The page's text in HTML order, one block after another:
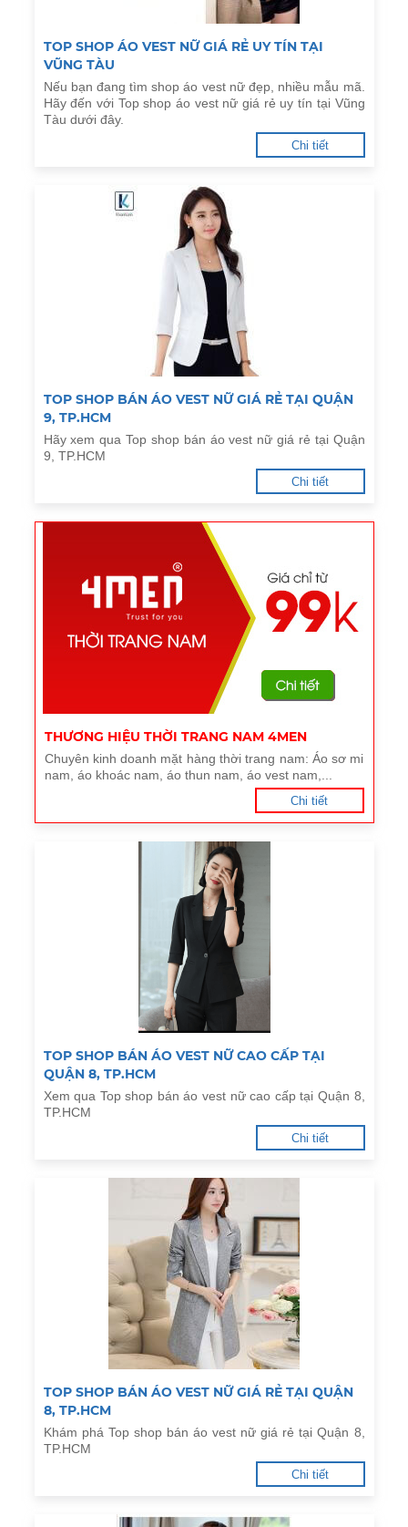
TOP SHOP ÁO VEST NỮ GIÁ RẺ UY TÍN TẠI
VŨNG TÀU
Nếu bạn đang tìm shop áo vest nữ đẹp, nhiều mẫu mã.
Hãy đến với Top shop áo vest nữ giá rẻ uy tín tại Vũng
Tàu dưới đây.
Chi tiết
TOP SHOP BÁN ÁO VEST NỮ GIÁ RẺ TẠI QUẬN
9, TP.HCM
Hãy xem qua Top shop bán áo vest nữ giá rẻ tại Quận
9, TP.HCM
Chi tiết
THƯƠNG HIỆU THỜI TRANG NAM 4MEN
Chuyên kinh doanh mặt hàng thời trang nam: Áo sơ mi
nam, áo khoác nam, áo thun nam, áo vest nam,...
Chi tiết
TOP SHOP BÁN ÁO VEST NỮ CAO CẤP TẠI
QUẬN 8, TP.HCM
Xem qua Top shop bán áo vest nữ cao cấp tại Quận 8,
TP.HCM
Chi tiết
TOP SHOP BÁN ÁO VEST NỮ GIÁ RẺ TẠI QUẬN
8, TP.HCM
Khám phá Top shop bán áo vest nữ giá rẻ tại Quận 8,
TP.HCM
Chi tiết